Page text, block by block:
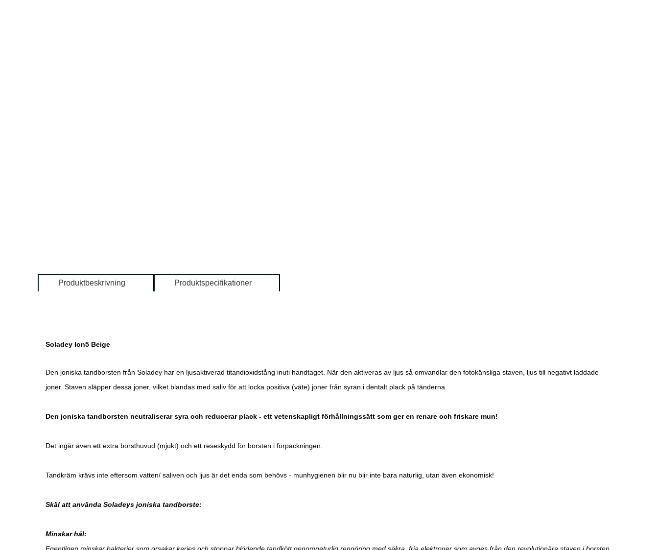
Produktbeskrivning Produktspecifikationer
Soladey Ion5 Beige
Den joniska tandborsten från Soladey har en ljusaktiverad titandioxidstång inuti handtaget. När den aktiveras av ljus så omvandlar den fotokänsliga staven, ljus till negativt laddade
joner. Staven släpper dessa joner, vilket blandas med saliv för att locka positiva (väte) joner från syran i dentalt plack på tänderna.
Den joniska tandborsten neutraliserar syra och reducerar plack - ett vetenskapligt förhållningssätt som ger en renare och friskare mun!
Det ingår även ett extra borsthuvud (mjukt) och ett reseskydd för borsten i förpackningen.
Tandkräm krävs inte eftersom vatten/ saliven och ljus är det enda som behövs - munhygienen blir nu blir inte bara naturlig, utan även ekonomisk!
Skäl att använda Soladeys joniska tandborste:
Minskar hål: